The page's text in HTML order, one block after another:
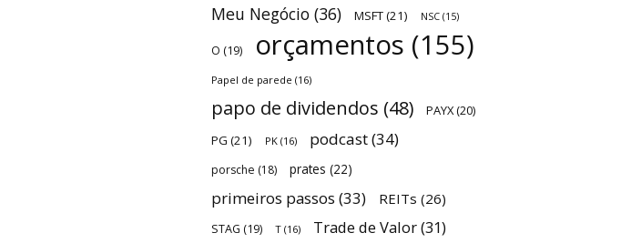
Meu Negócio (36) MSFT(21) NSC (15)
O (19) orçamentos (155)
Papel de parede (16)
papo de dividendos (48) PAYX(20)
PG (21) PK (16) podcast(34)
porsche (18) prates (22)
primeiros passos (33) REITs (26)
STAG (19) T (16) Trade de Valor(31)